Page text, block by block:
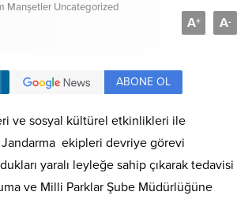
Manşetler Uncategorized
A+ A-
ABONE OL
ve sosyal kültürel etkinlikleri ile
Jandarma ekipleri devriye görevi
yaralı leyleğe sahip çıkarak tedavisi
ve Milli Parklar Şube Müdürlüğüne